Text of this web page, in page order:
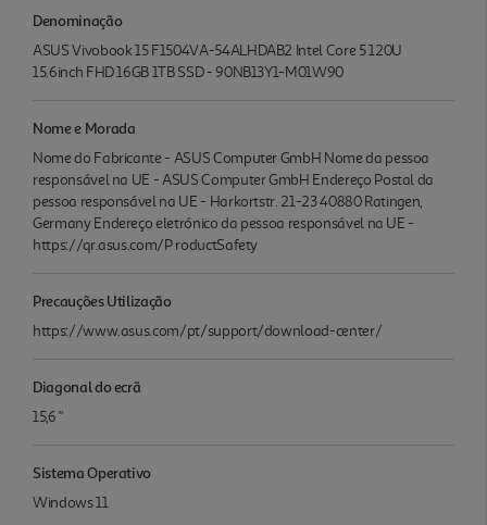
Denominação
ASUS Vivobook 15 F1504VA-54ALHDAB2 Intel Core 5 120U
15.6inch FHD 16GB 1TB SSD - 90NB13Y1-M01W90
Nome e Morada
Nome do Fabricante - ASUS Computer GmbH Nome da pessoa
responsável na UE - ASUS Computer GmbH Endereço Postal da
pessoa responsável na UE - Harkortstr. 21-23 40880 Ratingen,
Germany Endereço eletrónico da pessoa responsável na UE -
https://qr.asus.com/P roductSafety
Precauções Utilização
https://www.asus.com/pt/support/download-center/
Diagonal do ecrã
15,6 "
Sistema Operativo
Windows 11